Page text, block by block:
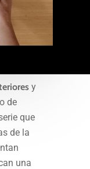
y
de
que
de la
una